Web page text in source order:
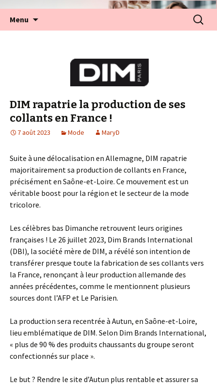
Menu
DIM rapatrie la production de ses
collants en France !
7 août 2023 Mode MaryD
Suite à une délocalisation en Allemagne, DIM rapatrie
majoritairement sa production de collants en France,
précisément en Saône-et-Loire. Ce mouvement est un
véritable boost pour la région et le secteur de la mode
tricolore.
Les célèbres bas Dimanche retrouvent leurs origines
françaises ! Le 26 juillet 2023, Dim Brands International
(DBI), la société mère de DIM, a révélé son intention de
transférer presque toute la fabrication de ses collants vers
la France, renonçant à leur production allemande des
années précédentes, comme le mentionnent plusieurs
sources dont l’AFP et Le Parisien.
La production sera recentrée à Autun, en Saône-et-Loire,
lieu emblématique de DIM. Selon Dim Brands International,
« plus de 90 % des produits chaussants du groupe seront
confectionnés sur place ».
Le but ? Rendre le site d’Autun plus rentable et assurer sa